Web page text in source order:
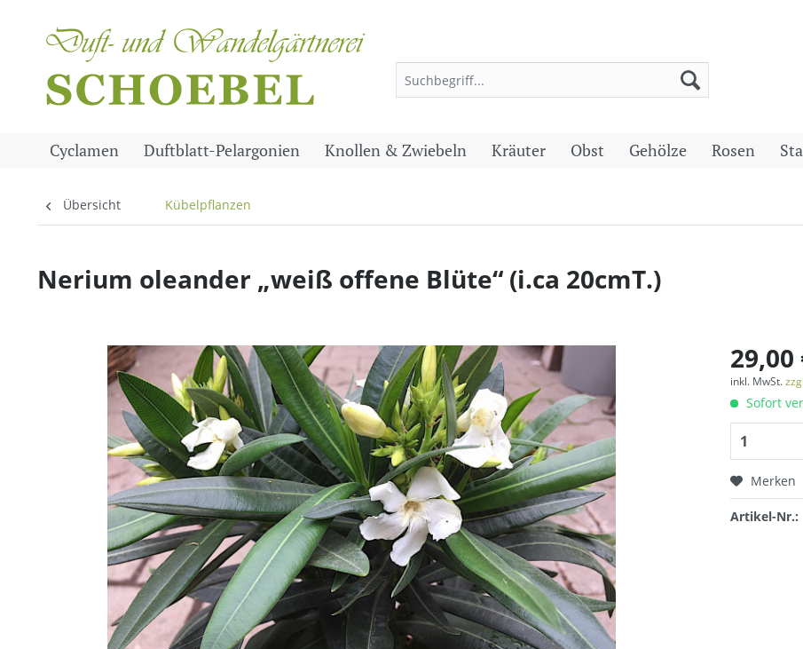
Cyclamen Duftblatt-Pelargonien Knollen & Zwiebeln Kräuter Obst Gehölze Rosen
Übersicht Kübelpflanzen
Nerium oleander „weiß offene Blüte“ (i.ca 20cmT.)
29,00
inkl. MwSt.
Sofort
Merken
Artikel-Nr.: